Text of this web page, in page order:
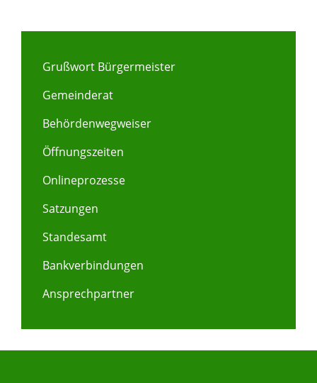
Grußwort Bürgermeister
Gemeinderat
Behördenwegweiser
Öffnungszeiten
Onlineprozesse
Satzungen
Standesamt
Bankverbindungen
Ansprechpartner